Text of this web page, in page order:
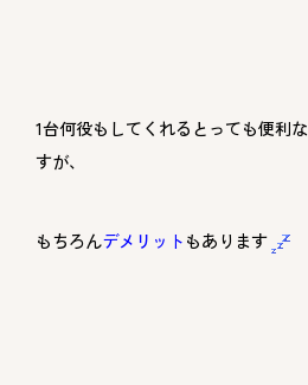
1台何役もしてくれるとっても便利な
すが、
もちろんデメリット もあります